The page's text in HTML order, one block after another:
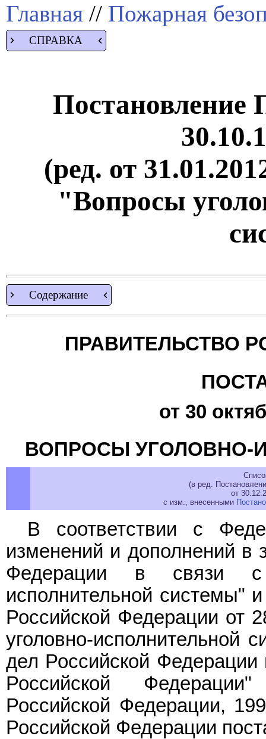
Главная // Пожарная
СПРАВКА
Постановление
(ред. от
"Вопросы
Содержание
ПРАВИТЕЛЬСТВО
от 30
ВОПРОСЫ УГОЛОВНО-
(в ред.
от
с изм., внесенными
В соответствии с
изменений и дополнений в
Федерации в связи с
исполнительной системы"
Российской Федерации от
уголовно-исполнительной
дел Российской
Российской
Российской Федерации,
Российской Федерации